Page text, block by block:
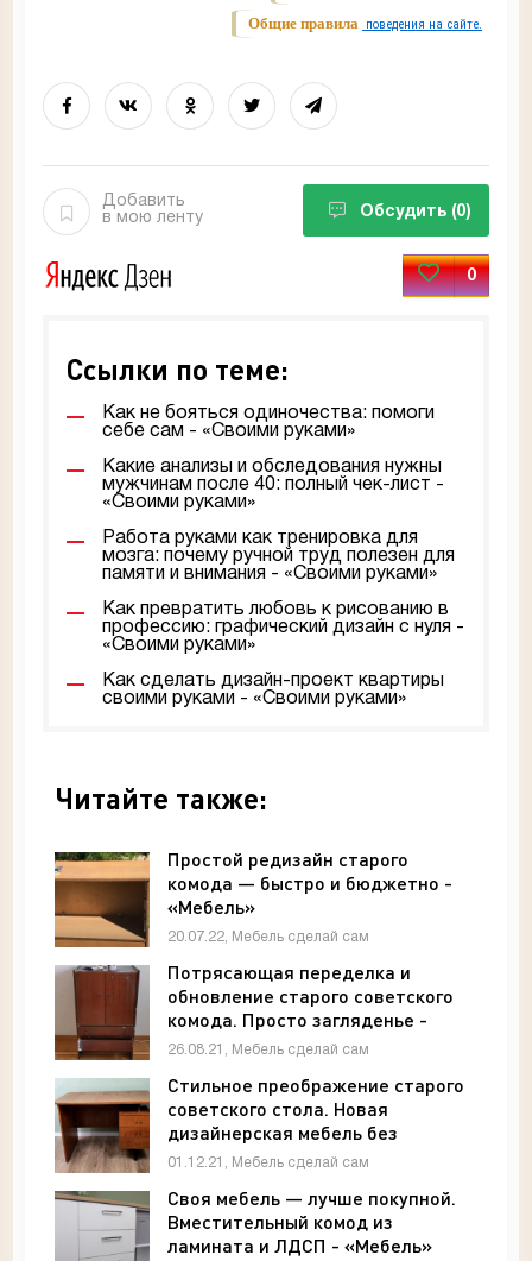
Общие правила поведения на сайте.
Добавить
в мою ленту
Обсудить (0)
0
Ссылки по теме:
Как не бояться одиночества: помоги
себе сам - «Своими руками»
Какие анализы и обследования нужны
мужчинам после 40: полный чек-лист -
«Своими руками»
Работа руками как тренировка для
мозга: почему ручной труд полезен для
памяти и внимания - «Своими руками»
Как превратить любовь к рисованию в
профессию: графический дизайн с нуля -
«Своими руками»
Как сделать дизайн-проект квартиры
своими руками - «Своими руками»
Читайте также:
Простой редизайн старого
комода — быстро и бюджетно -
«Мебель»
20.07.22, Мебель сделай сам
Потрясающая переделка и
обновление старого советского
комода. Просто загляденье -
«Мебель»
26.08.21, Мебель сделай сам
Стильное преображение старого
советского стола. Новая
дизайнерская мебель без
больших трат - «Мебель»
01.12.21, Мебель сделай сам
Своя мебель — лучше покупной.
Вместительный комод из
ламината и ЛДСП - «Мебель»